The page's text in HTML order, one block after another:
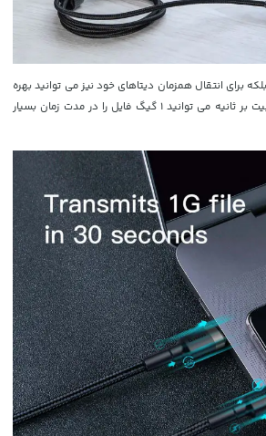
برای انتقال همزمان دیتاهای خود نیز می توانید بهره
ببرید.با نرخ انتقال 480 مگابیت بر ثانیه می توانید 1 گیگ فایل را در مدت زمان بسیار